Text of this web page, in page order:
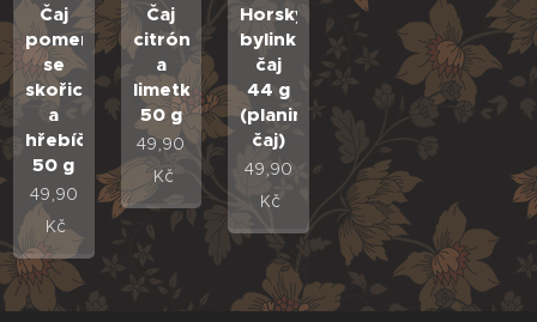
Čaj
pomerančový
se
skořicí
a
hřebíčkem
50 g
49,90
Kč
Čaj
citrón
a
limetka
50 g
49,90
Kč
Horský
bylinkový
čaj
44 g
(planinski
čaj)
49,90
Kč